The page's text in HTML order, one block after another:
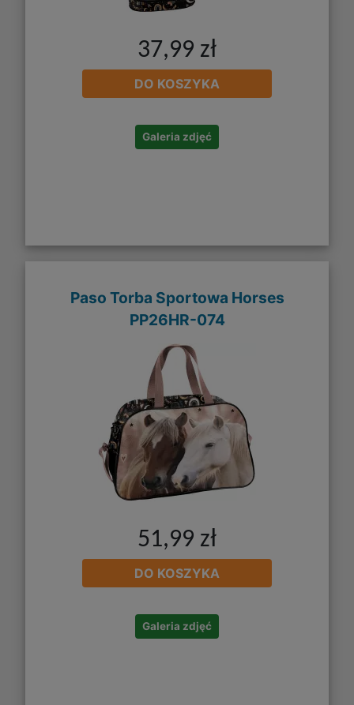
37,99 zł
DO KOSZYKA
Galeria zdjęć
Paso Torba Sportowa Horses
PP26HR-074
51,99 zł
DO KOSZYKA
Galeria zdjęć